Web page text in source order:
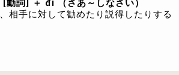
詞] ＋ đi （さあ～しなさい）
相手に対して勧めたり説得したりする